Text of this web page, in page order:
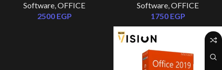
Software,OFFICE
1750 EGP
Software,OFFICE
2500 EGP